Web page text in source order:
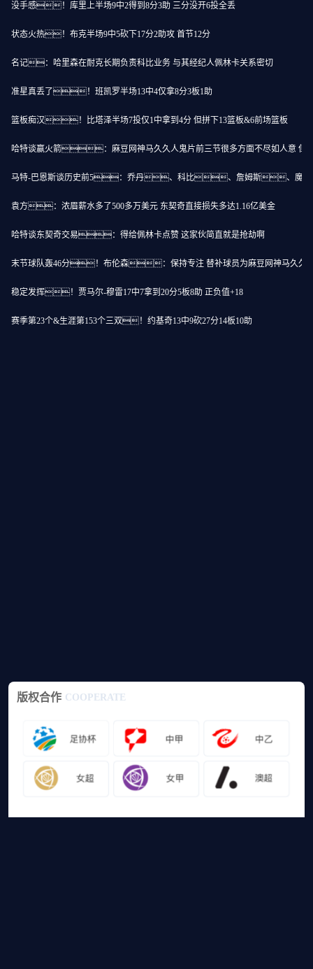
没手感！库里上半场9中2得到8分3助 三分没开6投全丢
状态火热！布克半场9中5砍下17分2助攻 首节12分
名记：哈里森在耐克长期负责科比业务 与其经纪人佩林卡关系密切
准星真丢了！班凯罗半场13中4仅拿8分3板1助
篮板痴汉！比塔泽半场7投仅1中拿到4分 但拼下13篮板&6前场篮板
哈特谈赢火箭：麻豆网神马久久人鬼片前三节很多方面不尽如人意 但
马特-巴恩斯谈历史前5：乔丹、科比、詹姆斯、魔
袁方：浓眉薪水多了500多万美元 东契奇直接损失多达1.16亿美金
哈特谈东契奇交易：得给佩林卡点赞 这家伙简直就是抢劫啊
末节球队轰46分！布伦森：保持专注 替补球员为麻豆网神马久久
稳定发挥！贾马尔-穆雷17中7拿到20分5板8助 正负值+18
赛季第23个&生涯第153个三双！约基奇13中9砍27分14板10助
版权合作 COOPERATE